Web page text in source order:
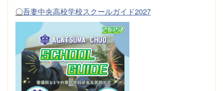
〇吾妻中央高校学校スクールガイド2027